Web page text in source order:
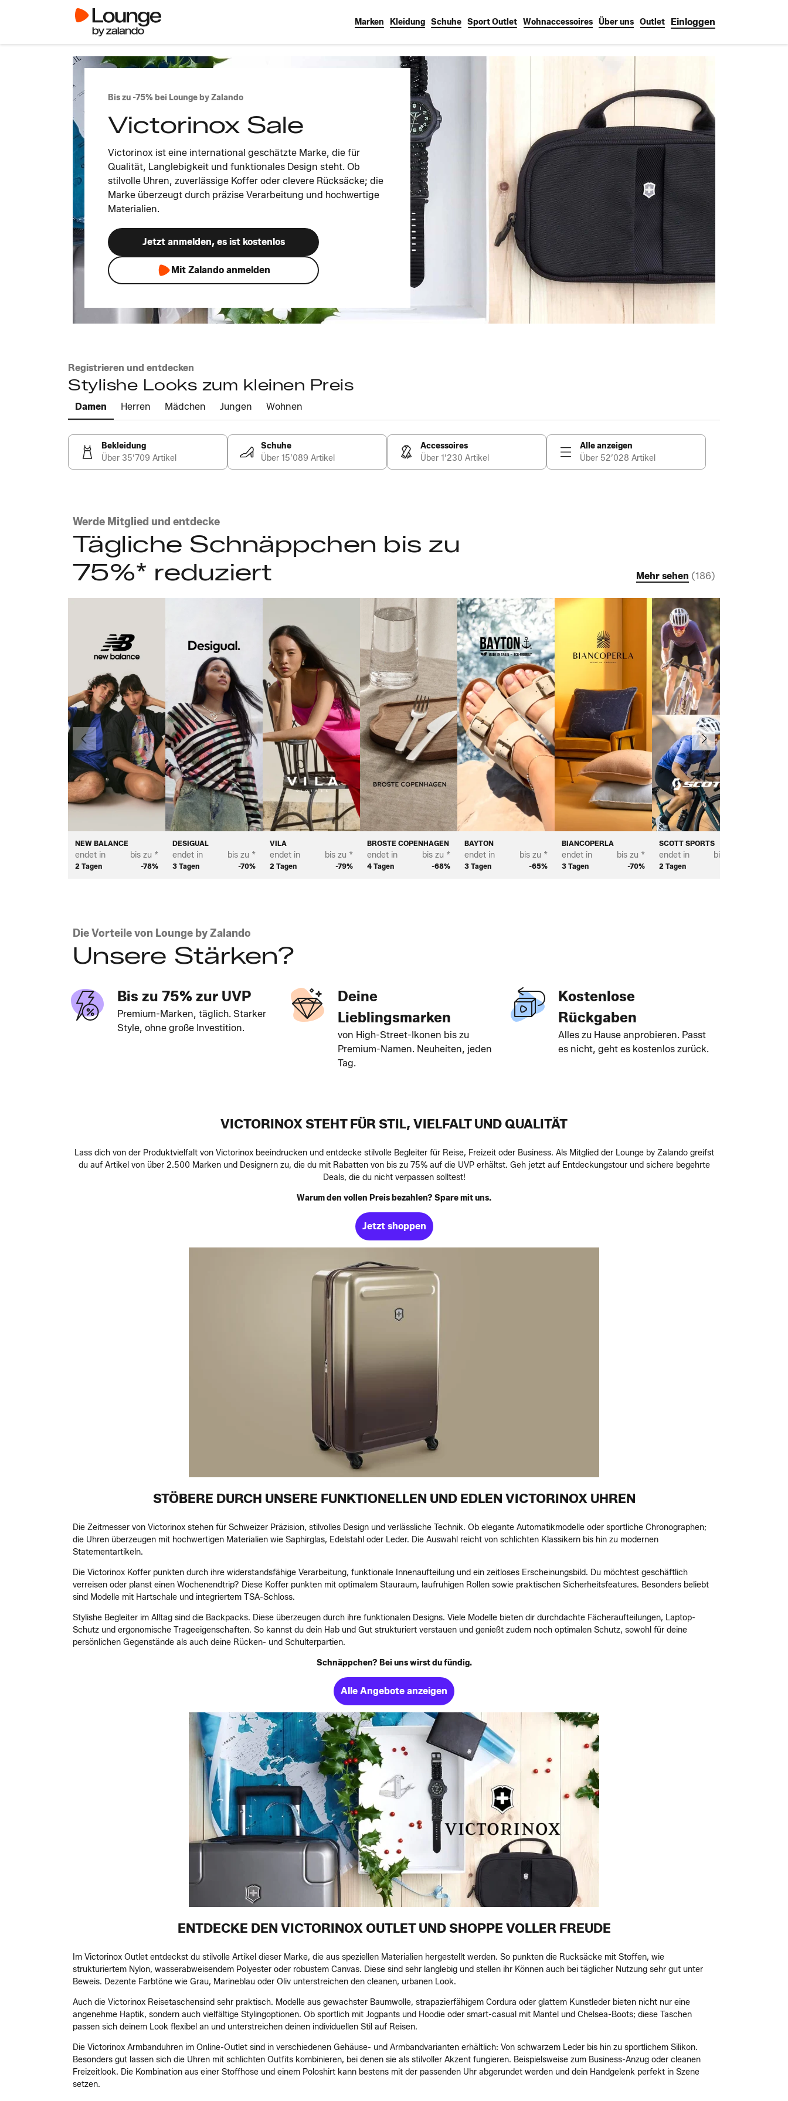
Marken Kleidung Schuhe Sport Outlet Wohnaccessoires Über uns Outlet Einloggen
Bis zu -75% bei Lounge by Zalando
Victorinox Sale
Victorinox ist eine international geschätzte Marke, die für
Qualität, Langlebigkeit und funktionales Design steht. Ob
stilvolle Uhren, zuverlässige Koffer oder clevere Rücksäcke; die
Marke überzeugt durch präzise Verarbeitung und hochwertige
Materialien.
Jetzt anmelden, es ist kostenlos
Mit Zalando anmelden
Registrieren und entdecken
Stylishe Looks zum kleinen Preis
Damen Herren Mädchen Jungen Wohnen
Bekleidung
Über 35’709 Artikel
Schuhe
Über 15’089 Artikel
Accessoires
Über 1’230 Artikel
Alle anzeigen
Über 52’028 Artikel
Werde Mitglied und entdecke
Tägliche Schnäppchen bis zu
75%* reduziert
Mehr sehen (186)
NEW BALANCE
endet in
2 Tagen
bis zu *
-78%
DESIGUAL
endet in
3 Tagen
bis zu *
-70%
VILA
endet in
2 Tagen
bis zu *
-79%
BROSTE COPENHAGEN
endet in
4 Tagen
bis zu *
-68%
BAYTON
endet in
3 Tagen
bis zu *
-65%
BIANCOPERLA
endet in
3 Tagen
bis zu *
-70%
SCOTT SPORTS
endet in
2 Tagen
bis zu *
Vorherige Weiter
Die Vorteile von Lounge by Zalando
Unsere Stärken?
Bis zu 75% zur UVP
Premium-Marken, täglich. Starker
Style, ohne große Investition.
Deine
Lieblingsmarken
von High-Street-Ikonen bis zu
Premium-Namen. Neuheiten, jeden
Tag.
Kostenlose
Rückgaben
Alles zu Hause anprobieren. Passt
es nicht, geht es kostenlos zurück.
VICTORINOX STEHT FÜR STIL, VIELFALT UND QUALITÄT
Lass dich von der Produktvielfalt von Victorinox beeindrucken und entdecke stilvolle Begleiter für Reise, Freizeit oder Business. Als Mitglied der Lounge by Zalando greifst
du auf Artikel von über 2.500 Marken und Designern zu, die du mit Rabatten von bis zu 75% auf die UVP erhältst. Geh jetzt auf Entdeckungstour und sichere begehrte
Deals, die du nicht verpassen solltest!
Warum den vollen Preis bezahlen? Spare mit uns.
Jetzt shoppen
STÖBERE DURCH UNSERE FUNKTIONELLEN UND EDLEN VICTORINOX UHREN
Die Zeitmesser von Victorinox stehen für Schweizer Präzision, stilvolles Design und verlässliche Technik. Ob elegante Automatikmodelle oder sportliche Chronographen;
die Uhren überzeugen mit hochwertigen Materialien wie Saphirglas, Edelstahl oder Leder. Die Auswahl reicht von schlichten Klassikern bis hin zu modernen
Statementartikeln.
Die Victorinox Koffer punkten durch ihre widerstandsfähige Verarbeitung, funktionale Innenaufteilung und ein zeitloses Erscheinungsbild. Du möchtest geschäftlich
verreisen oder planst einen Wochenendtrip? Diese Koffer punkten mit optimalem Stauraum, laufruhigen Rollen sowie praktischen Sicherheitsfeatures. Besonders beliebt
sind Modelle mit Hartschale und integriertem TSA-Schloss.
Stylishe Begleiter im Alltag sind die Backpacks. Diese überzeugen durch ihre funktionalen Designs. Viele Modelle bieten dir durchdachte Fächeraufteilungen, Laptop-
Schutz und ergonomische Trageeigenschaften. So kannst du dein Hab und Gut strukturiert verstauen und genießt zudem noch optimalen Schutz, sowohl für deine
persönlichen Gegenstände als auch deine Rücken- und Schulterpartien.
Schnäppchen? Bei uns wirst du fündig.
Alle Angebote anzeigen
ENTDECKE DEN VICTORINOX OUTLET UND SHOPPE VOLLER FREUDE
Im Victorinox Outlet entdeckst du stilvolle Artikel dieser Marke, die aus speziellen Materialien hergestellt werden. So punkten die Rucksäcke mit Stoffen, wie
strukturiertem Nylon, wasserabweisendem Polyester oder robustem Canvas. Diese sind sehr langlebig und stellen ihr Können auch bei täglicher Nutzung sehr gut unter
Beweis. Dezente Farbtöne wie Grau, Marineblau oder Oliv unterstreichen den cleanen, urbanen Look.
Auch die Victorinox Reisetaschensind sehr praktisch. Modelle aus gewachster Baumwolle, strapazierfähigem Cordura oder glattem Kunstleder bieten nicht nur eine
angenehme Haptik, sondern auch vielfältige Stylingoptionen. Ob sportlich mit Jogpants und Hoodie oder smart-casual mit Mantel und Chelsea-Boots; diese Taschen
passen sich deinem Look flexibel an und unterstreichen deinen individuellen Stil auf Reisen.
Die Victorinox Armbanduhren im Online-Outlet sind in verschiedenen Gehäuse- und Armbandvarianten erhältlich: Von schwarzem Leder bis hin zu sportlichem Silikon.
Besonders gut lassen sich die Uhren mit schlichten Outfits kombinieren, bei denen sie als stilvoller Akzent fungieren. Beispielsweise zum Business-Anzug oder cleanen
Freizeitlook. Die Kombination aus einer Stoffhose und einem Poloshirt kann bestens mit der passenden Uhr abgerundet werden und dein Handgelenk perfekt in Szene
setzen.